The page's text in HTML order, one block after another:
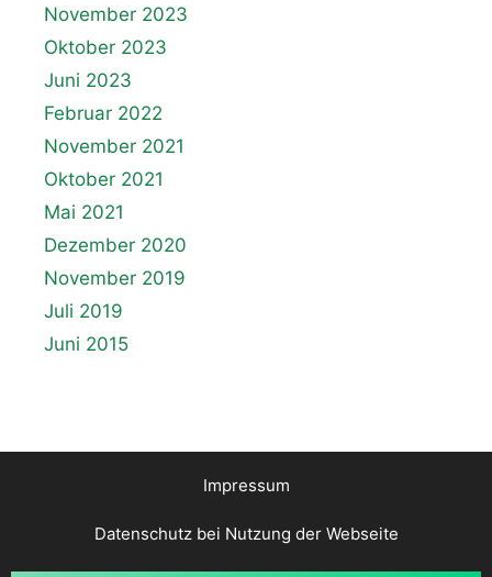
November 2023
Oktober 2023
Juni 2023
Februar 2022
November 2021
Oktober 2021
Mai 2021
Dezember 2020
November 2019
Juli 2019
Juni 2015
Impressum
Datenschutz bei Nutzung der Webseite